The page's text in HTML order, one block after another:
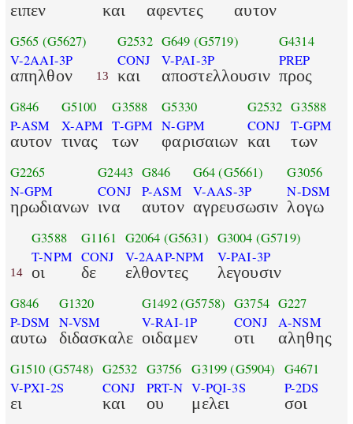
ειπεν και αφεντες αυτον
G565 (G5627)
V-2AAI-3P
απηλθον 13
G2532
CONJ
και
G649 (G5719)
V-PAI-3P
αποστελλουσιν
G4314
PREP
προς
G846
P-ASM
αυτον
G5100
X-APM
τινας
G3588
T-GPM
των
G5330
N-GPM
φαρισαιων
G2532
CONJ
και
G3588
T-GPM
των
G2265
N-GPM
ηρωδιανων
G2443
CONJ
ινα
G846
P-ASM
αυτον
G64 (G5661)
V-AAS-3P
αγρευσωσιν
G3056
N-DSM
λογω
14
G3588
T-NPM
οι
G1161
CONJ
δε
G2064 (G5631)
V-2AAP-NPM
ελθοντες
G3004 (G5719)
V-PAI-3P
λεγουσιν
G846
P-DSM
αυτω
G1320
N-VSM
διδασκαλε
G1492(G5758)
V-RAI-1P
οιδαμεν
G3754
CONJ
οτι
G227
A-NSM
αληθης
G1510 (G5748)
V-PXI-2S
ει
G2532
CONJ
και
G3756
PRT-N
ου
G3199 (G5904)
V-PQI-3S
μελει
G4671
P-2DS
σοι